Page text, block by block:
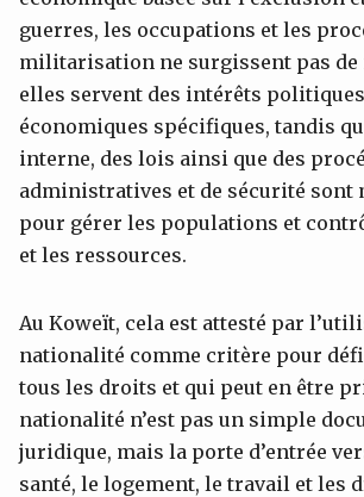
guerres, les occupations et les
militarisation ne surgissent pas de
elles servent des intérêts
économiques spécifiques, tandis
interne, des lois ainsi que des
administratives et de sécurité sont
pour gérer les populations et
et les ressources.
Au Koweït, cela est attesté par
nationalité comme critère pour
tous les droits et qui peut en être
nationalité n’est pas un simple
juridique, mais la porte d’entrée
santé, le logement, le travail et les